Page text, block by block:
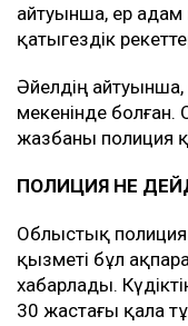
айтуынша, ер
қатыгездік
Әйелдің айтуынша,
мекенінде болған.
жазбаны полиция
ПОЛИЦИЯ НЕ
Облыстық полиция
қызметі бұл
хабарлады.
30 жастағы қала